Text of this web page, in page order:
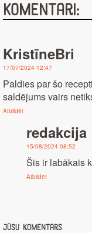
Komentāri:
KristīneBri
17/07/2024 12:47
Paldies par šo
saldējums vairs
Atbildēt
redakcija
15/08/2024 08:52
Šis ir labākais
Atbildēt
Jūsu komentārs